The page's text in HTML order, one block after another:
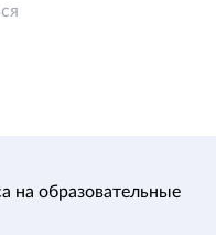
на образовательные